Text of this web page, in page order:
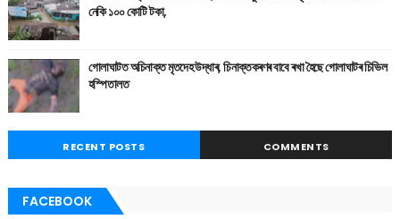
নেকি ১০০ কোটি টকা,
গোলাঘাটত অচিনাক্ত মৃতদেহ উদ্ধাৰ, চিনাক্তকৰণৰ বাবে ৰখা হৈছে গোলাঘাটৰ চিভিল
হস্পিতালত
RECENT POSTS COMMENTS
FACEBOOK